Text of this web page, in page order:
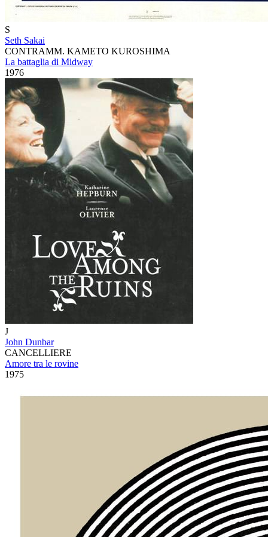
S
Seth Sakai
CONTRAMM. KAMETO KUROSHIMA
La battaglia di Midway
1976
J
John Dunbar
CANCELLIERE
Amore tra le rovine
1975